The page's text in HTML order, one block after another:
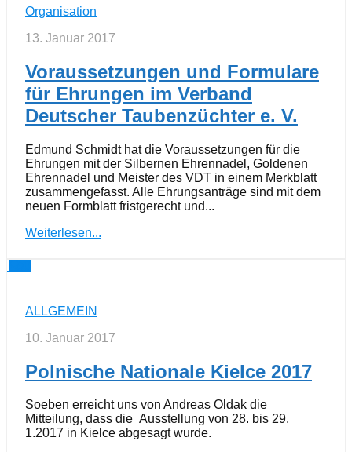
Organisation
13. Januar 2017
Voraussetzungen und Formulare
für Ehrungen im Verband
Deutscher Taubenzüchter e. V.
Edmund Schmidt hat die Voraussetzungen für die
Ehrungen mit der Silbernen Ehrennadel, Goldenen
Ehrennadel und Meister des VDT in einem Merkblatt
zusammengefasst. Alle Ehrungsanträge sind mit dem
neuen Formblatt fristgerecht und...
Weiterlesen...
ALLGEMEIN
10. Januar 2017
Polnische Nationale Kielce 2017
Soeben erreicht uns von Andreas Oldak die
Mitteilung, dass die Ausstellung von 28. bis 29.
1.2017 in Kielce abgesagt wurde.